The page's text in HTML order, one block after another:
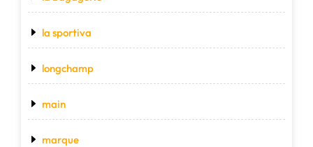
la sportiva
longchamp
main
marque